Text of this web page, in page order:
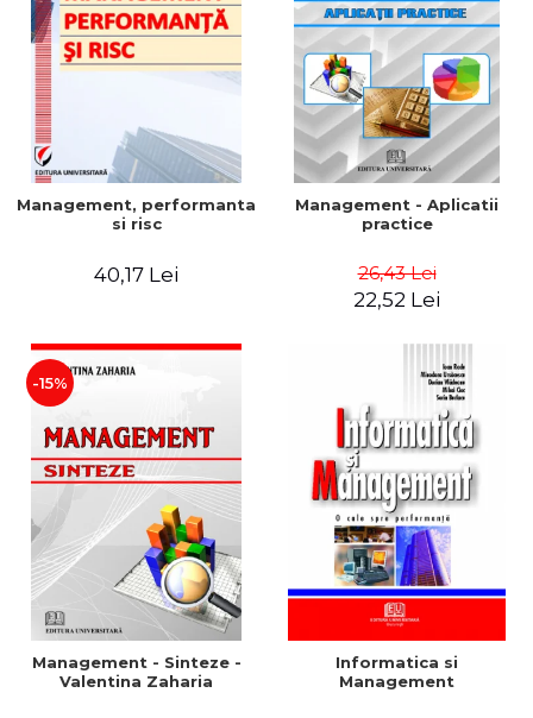
Management, performanta
si risc
40,17 Lei
Management - Aplicatii
practice
26,43 Lei
22,52 Lei
-15%
Management - Sinteze -
Valentina Zaharia
Informatica si
Management